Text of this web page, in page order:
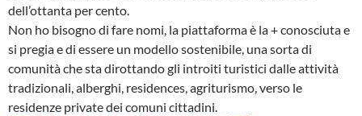
dell’ottanta per cento.
Non ho bisogno di fare nomi, la piattaforma è la + conosciuta e
si pregia e di essere un modello sostenibile, una sorta di
comunità che sta dirottando gli introiti turistici dalle attività
tradizionali, alberghi, residences, agriturismo, verso le
residenze private dei comuni cittadini.